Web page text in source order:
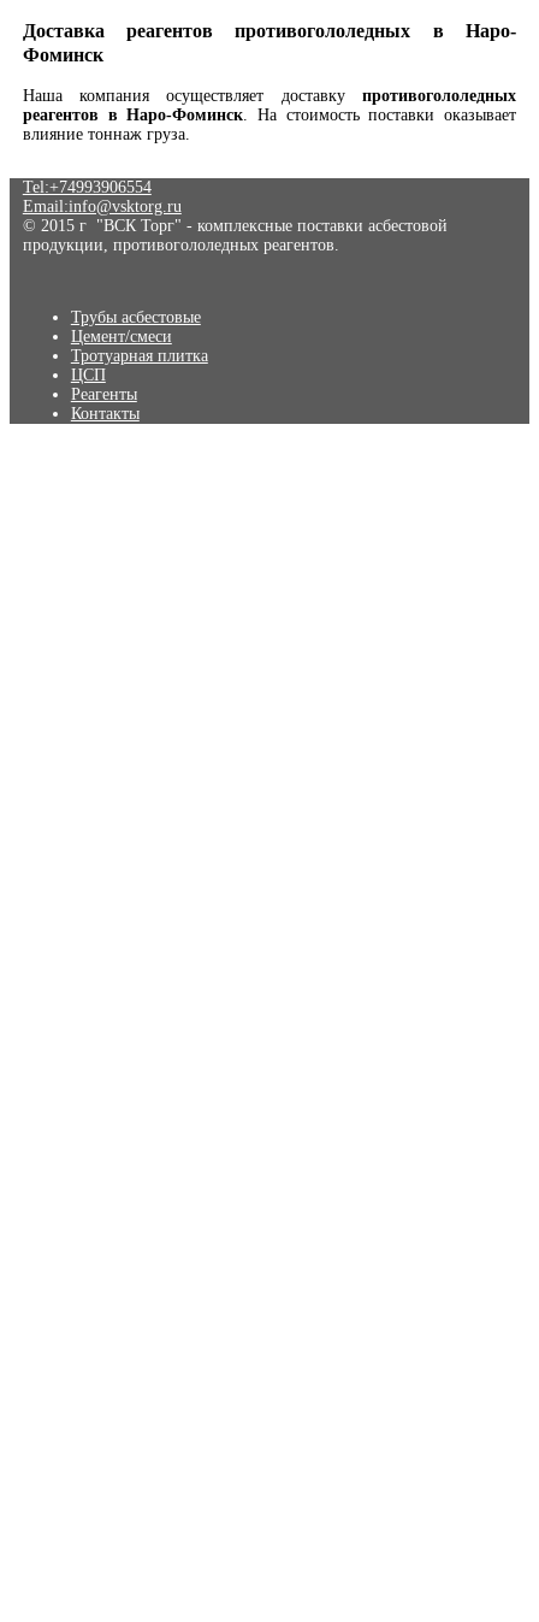
Доставка реагентов противогололедных в Наро-
Фоминск
Наша компания осуществляет доставкупротивогололедных
реагентов в Наро-Фоминск. На стоимость поставки оказывает
влияние тоннаж груза.
Tel:+74993906554
Email:info@vsktorg.ru
© 2015 г "ВСК Торг" - комплексные поставки асбестовой
продукции, противогололедных реагентов.
Трубы асбестовые
Цемент/смеси
Тротуарная плитка
ЦСП
Реагенты
Контакты